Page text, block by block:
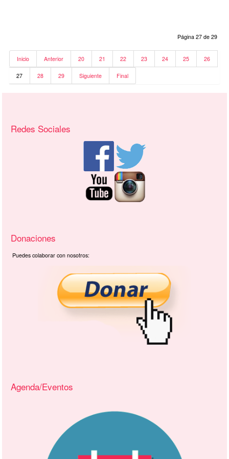
Página 27 de 29
Inicio Anterior 20 21 22 23 24 25 26
27 28 29 Siguiente Final
Redes Sociales
Donaciones
Puedes colaborar con nosotros:
Agenda/Eventos